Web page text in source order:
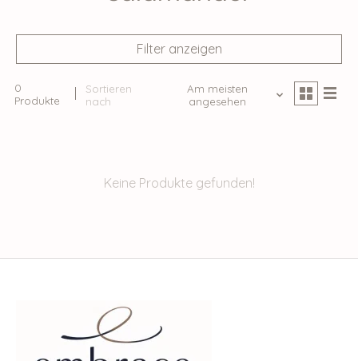
Filter anzeigen
0
Produkte
Sortieren
nach
Am meisten
angesehen
Keine Produkte gefunden!